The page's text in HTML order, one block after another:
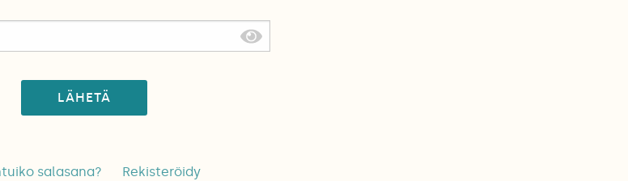
LÄHETÄ
salasana? Rekisteröidy